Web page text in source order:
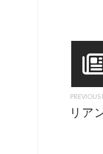
PREVIOUS
リア